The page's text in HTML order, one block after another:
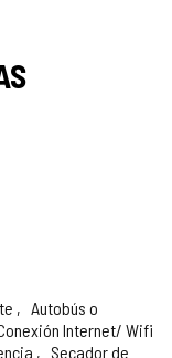
Autobús o
Internet/ Wifi
Secador de